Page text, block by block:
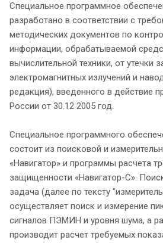
Специальное программное
разработано в соответствии с
методических документов по
информации, обрабатываемой
вычислительной техники, от утечки
электромагнитных излучений и
редакция), введенного в действие
России от 30.12 2005 год.
Специальное программного
состоит из поисковой и
«Навигатор» и программы расчета
защищенности «Навигатор-С».
задача (далее по тексту
осуществляет поиск и измерение
сигналов ПЭМИН и уровня шума, а
производит расчет требуемых